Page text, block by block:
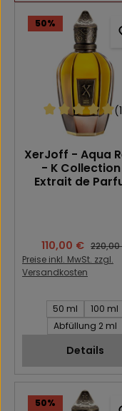
50%
XerJoff - Aqua
- K
Extrait de
Verkaufspreis:
110,00 €
Preise inkl. MwSt. zzgl.
Versandkosten
Inhalt des Artikel:
50 ml
100 ml
Abfüllung 2 ml
Details
50%